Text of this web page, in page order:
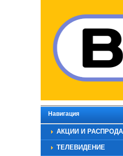
Навигация
АКЦИИ И
ТЕЛЕВИДЕНИЕ